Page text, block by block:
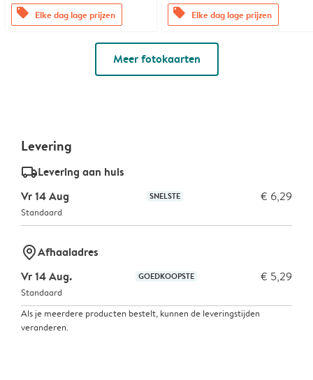
offers Elke dag lage prijzen offers Elke dag lage prijzen
Meer fotokaarten
Levering
delivery_standard_v2Levering aan huis
Vr 14 Aug
SNELSTE € 6,29
Standaard
marker-pinAfhaaladres
Vr 14 Aug.
GOEDKOOPSTE € 5,29
Standaard
Als je meerdere producten bestelt, kunnen de leveringstijden
veranderen.